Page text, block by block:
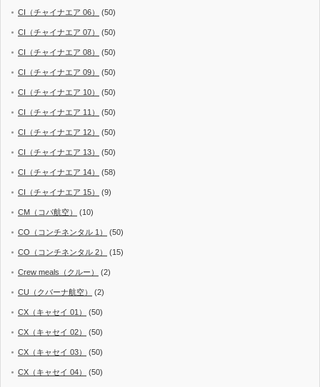
CI（チャイナエア 06） (50)
CI（チャイナエア 07） (50)
CI（チャイナエア 08） (50)
CI（チャイナエア 09） (50)
CI（チャイナエア 10） (50)
CI（チャイナエア 11） (50)
CI（チャイナエア 12） (50)
CI（チャイナエア 13） (50)
CI（チャイナエア 14） (58)
CI（チャイナエア 15） (9)
CM（コパ航空） (10)
CO（コンチネンタル 1） (50)
CO（コンチネンタル 2） (15)
Crew meals（クルー） (2)
CU（クバーナ航空） (2)
CX（キャセイ 01） (50)
CX（キャセイ 02） (50)
CX（キャセイ 03） (50)
CX（キャセイ 04） (50)